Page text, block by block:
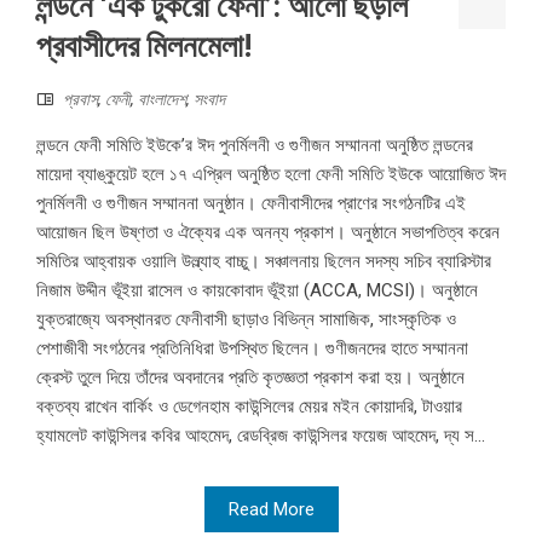
প্রবাসীদের মিলনমেলা!
প্রবাস, ফেনী, বাংলাদেশ, সংবাদ
লন্ডনে ফেনী সমিতি ইউকে’র ঈদ পুনর্মিলনী ও গুণীজন সম্মাননা অনুষ্ঠিত লন্ডনের
মায়েদা ব্যাঙ্কুয়েট হলে ১৭ এপ্রিল অনুষ্ঠিত হলো ফেনী সমিতি ইউকে আয়োজিত ঈদ
পুনর্মিলনী ও গুণীজন সম্মাননা অনুষ্ঠান। ফেনীবাসীদের প্রাণের সংগঠনটির এই
আয়োজন ছিল উষ্ণতা ও ঐক্যের এক অনন্য প্রকাশ। অনুষ্ঠানে সভাপতিত্ব করেন
সমিতির আহ্বায়ক ওয়ালি উল্ল্যাহ বাচ্চু। সঞ্চালনায় ছিলেন সদস্য সচিব ব্যারিস্টার
নিজাম উদ্দীন ভূঁইয়া রাসেল ও কায়কোবাদ ভূঁইয়া (ACCA, MCSI)। অনুষ্ঠানে
যুক্তরাজ্যে অবস্থানরত ফেনীবাসী ছাড়াও বিভিন্ন সামাজিক, সাংস্কৃতিক ও
পেশাজীবী সংগঠনের প্রতিনিধিরা উপস্থিত ছিলেন। গুণীজনদের হাতে সম্মাননা
ক্রেস্ট তুলে দিয়ে তাঁদের অবদানের প্রতি কৃতজ্ঞতা প্রকাশ করা হয়। অনুষ্ঠানে
বক্তব্য রাখেন বার্কিং ও ডেগেনহাম কাউন্সিলের মেয়র মইন কোয়াদরি, টাওয়ার
হ্যামলেট কাউন্সিলর কবির আহমেদ, রেডব্রিজ কাউন্সিলর ফয়েজ আহমেদ, দ্য স...
Read More